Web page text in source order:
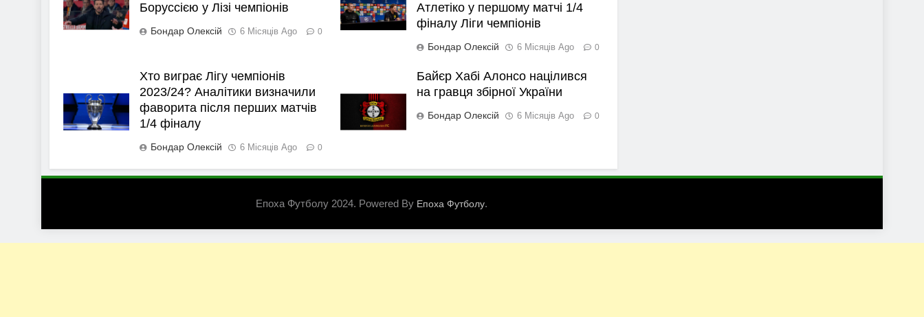
Боруссією у Лізі чемпіонів
Бондар Олексій 6 Місяців Ago 0
Атлетіко у першому матчі 1/4
фіналу Ліги чемпіонів
Бондар Олексій 6 Місяців Ago 0
Хто виграє Лігу чемпіонів
2023/24? Аналітики визначили
фаворита після перших матчів
1/4 фіналу
Бондар Олексій 6 Місяців Ago 0
Байєр Хабі Алонсо націлився
на гравця збірної України
Бондар Олексій 6 Місяців Ago 0
Епоха Футболу 2024. Powered By Епоха Футболу.